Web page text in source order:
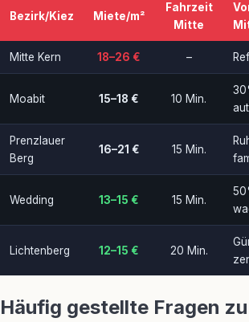
Bezirk/Kiez Miete/m²
Fahrzeit
Mitte
Mitte Kern 18–26 € –
Moabit 15–18 € 10 Min.
Prenzlauer
Berg
16–21 € 15 Min.
Wedding 13–15 € 15 Min.
Lichtenberg 12–15 € 20 Min.
Häufig gestellte Fragen